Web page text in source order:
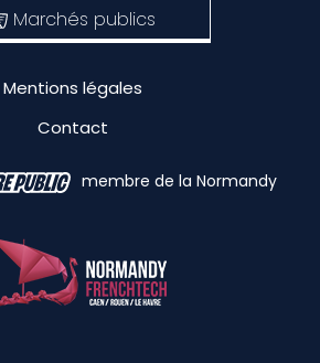
Marchés publics
Mentions légales
Contact
membre de la Normandy